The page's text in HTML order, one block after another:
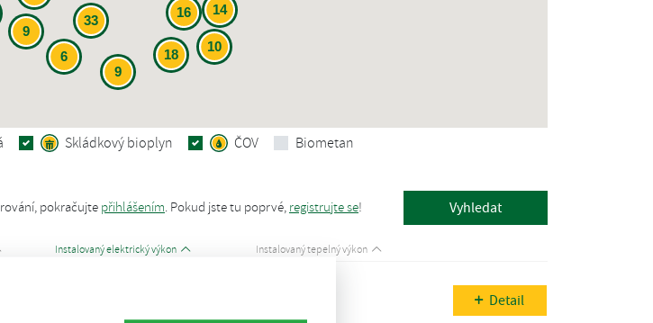
33
9
18
10
16 14
9
6
Skládkový bioplyn ČOV
Biometan
pokračujte přihlášením. Pokud jste tu poprvé, registrujte se!
Instalovaný elektrický výkon Instalovaný tepelný výkon
Detail